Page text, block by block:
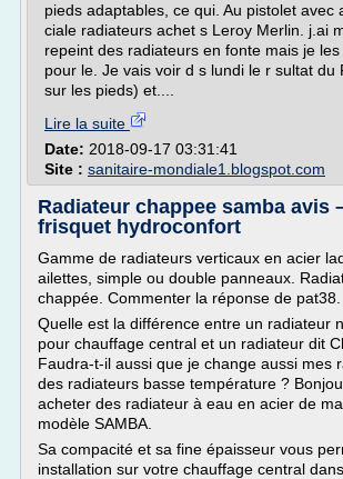
pieds adaptables, ce qui. Au pistolet avec
ciale radiateurs achet s Leroy Merlin. j.ai
repeint des radiateurs en fonte mais je
pour le. Je vais voir d s lundi le r sultat du
sur les pieds) et....
Lire la suite
Date: 2018-09-17 03:31:41
Site : sanitaire-mondiale1.blogspot.com
Radiateur chappee samba avis
frisquet hydroconfort
Gamme de radiateurs verticaux en acier
ailettes, simple ou double panneaux.
chappée. Commenter la réponse de pat38.
Quelle est la différence entre un radiateur
pour chauffage central et un radiateur dit
Faudra-t-il aussi que je change aussi mes
des radiateurs basse température ?
acheter des radiateur à eau en acier de
modèle SAMBA.
Sa compacité et sa fine épaisseur vous
installation sur votre chauffage central